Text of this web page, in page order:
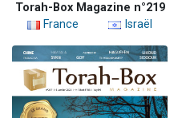
Torah-Box Magazine n°219
France
Israël